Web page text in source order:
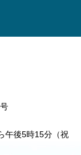
午後5時15分（祝